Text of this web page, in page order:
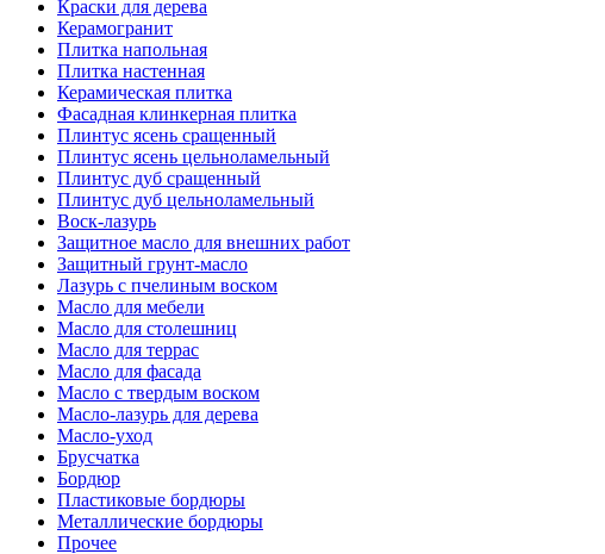
Краски для дерева
Керамогранит
Плитка напольная
Плитка настенная
Керамическая плитка
Фасадная клинкерная плитка
Плинтус ясень сращенный
Плинтус ясень цельноламельный
Плинтус дуб сращенный
Плинтус дуб цельноламельный
Воск-лазурь
Защитное масло для внешних работ
Защитный грунт-масло
Лазурь с пчелиным воском
Масло для мебели
Масло для столешниц
Масло для террас
Масло для фасада
Масло с твердым воском
Масло-лазурь для дерева
Масло-уход
Брусчатка
Бордюр
Пластиковые бордюры
Металлические бордюры
Прочее